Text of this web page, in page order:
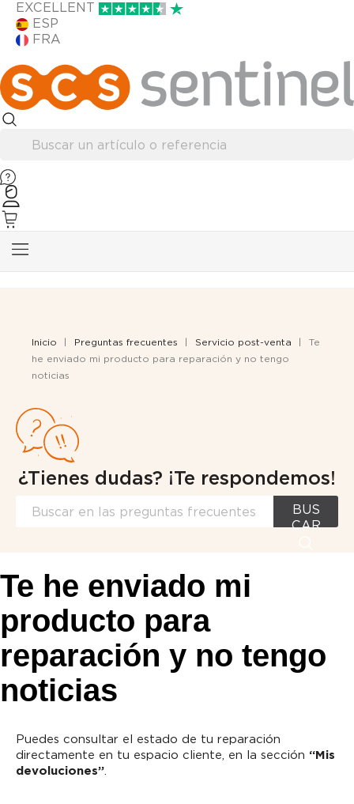
EXCELLENT
ESP
FRA
Inicio Preguntas frecuentes Servicio post-venta
Te
he enviado mi producto para reparación y no tengo
noticias
¿Tienes dudas? ¡Te respondemos!
BUS
CAR
Te he enviado mi
producto para
reparación y no tengo
noticias
Puedes consultar el estado de tu reparación
directamente en tu espacio cliente, en la sección “Mis
devoluciones”.